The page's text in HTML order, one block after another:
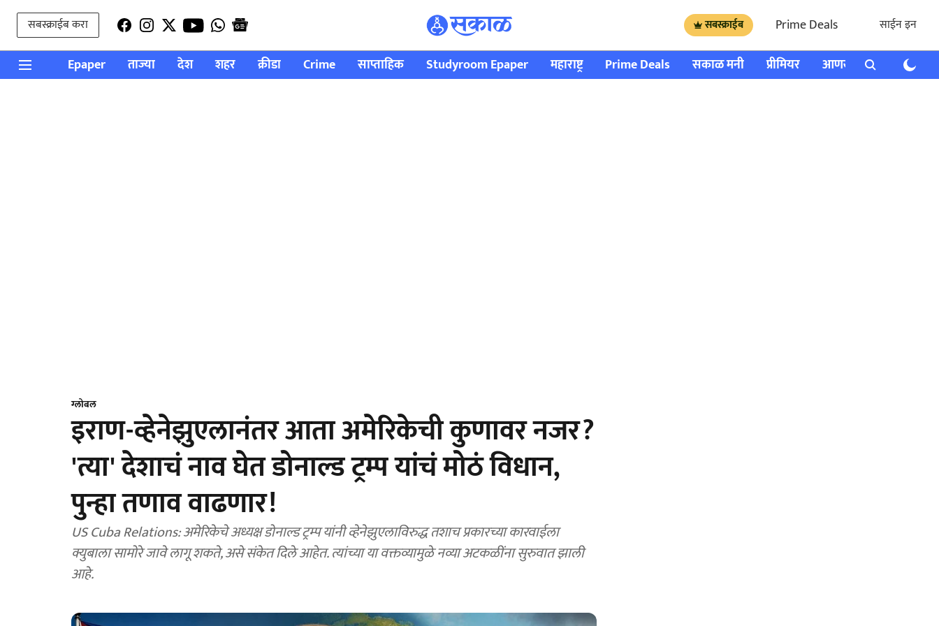
सबस्क्राईब करा सबस्क्राईब Prime Deals साईन इन
Epaper ताज्या देश शहर क्रीडा Crime साप्ताहिक Studyroom Epaper महाराष्ट्र Prime Deals सकाळ मनी प्रीमियर आणखी राशी भविष्य
ग्लोबल
इराण-व्हेनेझुएलानंतर आता अमेरिकेची कुणावर नजर?
'त्या' देशाचं नाव घेत डोनाल्ड ट्रम्प यांचं मोठं विधान,
पुन्हा तणाव वाढणार!
US Cuba Relations: अमेरिकेचे अध्यक्ष डोनाल्ड ट्रम्प यांनी व्हेनेझुएलाविरुद्ध तशाच प्रकारच्या कारवाईला
क्युबाला सामोरे जावे लागू शकते, असे संकेत दिले आहेत. त्यांच्या या वक्तव्यामुळे नव्या अटकळींना सुरुवात झाली
आहे.